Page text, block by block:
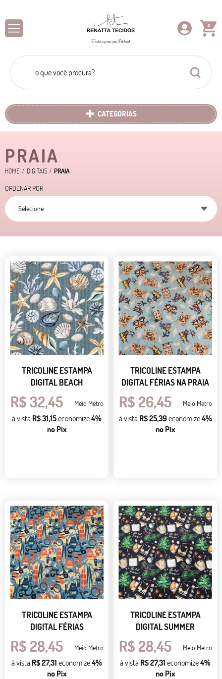
0
CATEGORIAS
PRAIA
HOME DIGITAIS PRAIA
ORDENAR POR
Selecione
TRICOLINE ESTAMPA
DIGITAL BEACH
R$ 32,45 Meio Metro
à vista R$ 31,15economize4%
no Pix
TRICOLINE ESTAMPA
DIGITAL FÉRIAS NA PRAIA
R$ 26,45 Meio Metro
à vista R$ 25,39 economize4%
no Pix
TRICOLINE ESTAMPA
DIGITAL FÉRIAS
R$ 28,45 Meio Metro
à vista R$ 27,31 economize4%
no Pix
TRICOLINE ESTAMPA
DIGITAL SUMMER
R$ 28,45 Meio Metro
à vista R$ 27,31 economize4%
no Pix